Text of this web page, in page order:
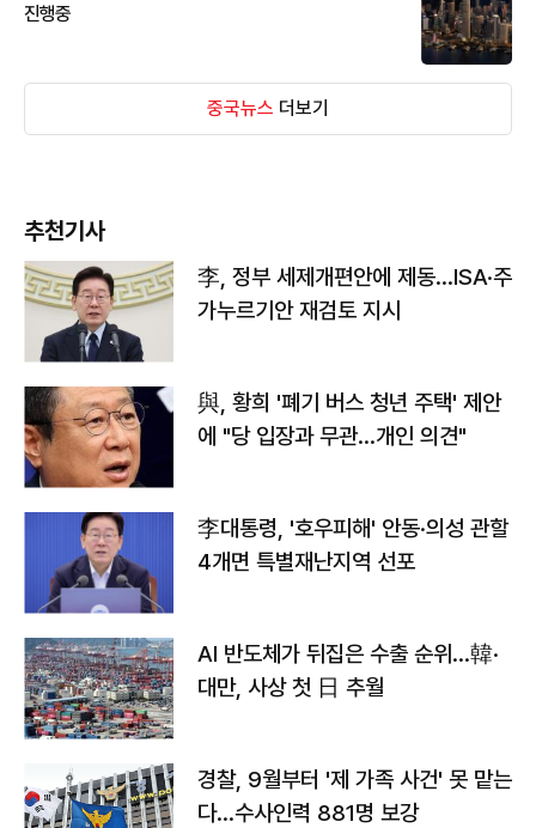
진행중
중국뉴스 더보기
추천기사
李, 정부 세제개편안에 제동…ISA·주
가누르기안 재검토 지시
與, 황희 '폐기 버스 청년 주택' 제안
에 "당 입장과 무관…개인 의견"
李대통령, '호우피해' 안동·의성 관할
4개면 특별재난지역 선포
AI 반도체가 뒤집은 수출 순위…韓·
대만, 사상 첫 日 추월
경찰, 9월부터 '제 가족 사건' 못 맡는
다…수사인력 881명 보강